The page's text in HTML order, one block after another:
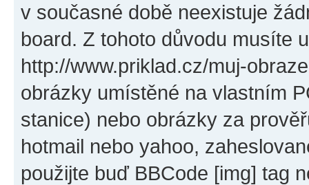
v současné době neexistuje
board. Z tohoto důvodu musíte
http://www.priklad.cz/muj-
obrázky umístěné na vlastním
stanice) nebo obrázky za
hotmail nebo yahoo,
použijte buď BBCode [img] tag